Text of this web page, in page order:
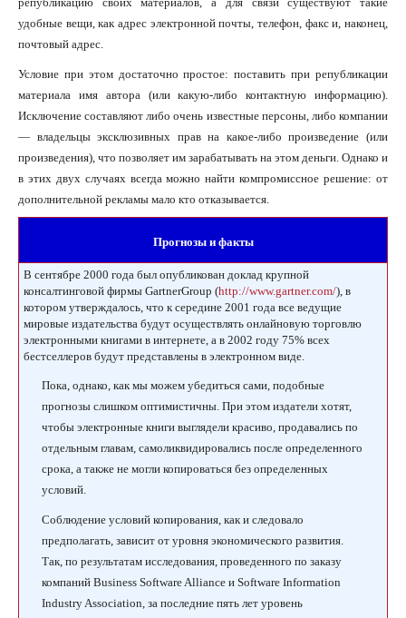
удобные вещи, как адрес электронной почты, телефон, факс и, наконец,
почтовый адрес.
Условие при этом достаточно простое: поставить при републикации
материала имя автора (или какую-либо контактную информацию).
Исключение составляют либо очень известные персоны, либо компании
— владельцы эксклюзивных прав на какое-либо произведение (или
произведения), что позволяет им зарабатывать на этом деньги. Однако и
в этих двух случаях всегда можно найти компромиссное решение: от
дополнительной рекламы мало кто отказывается.
Прогнозы и факты
В сентябре 2000 года был опубликован доклад крупной
консалтинговой фирмы GartnerGroup (http://www.gartner.com/), в
котором утверждалось, что к середине 2001 года все ведущие
мировые издательства будут осуществлять онлайновую торговлю
электронными книгами в интернете, а в 2002 году 75% всех
бестселлеров будут представлены в электронном виде.
Пока, однако, как мы можем убедиться сами, подобные
прогнозы слишком оптимистичны. При этом издатели хотят,
чтобы электронные книги выглядели красиво, продавались по
отдельным главам, самоликвидировались после определенного
срока, а также не могли копироваться без определенных
условий.
Соблюдение условий копирования, как и следовало
предполагать, зависит от уровня экономического развития.
Так, по результатам исследования, проведенного по заказу
компаний Business Software Alliance и Software Information
Industry Association, за последние пять лет уровень